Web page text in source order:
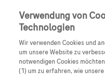
Skip to main content
Produkte
Es tut uns leid, aber es gibt
Verwendung von
Technologien
Wir verwenden Cookies und
um unsere Website zu
notwendigen Cookies
(1) um zu erfahren, wie